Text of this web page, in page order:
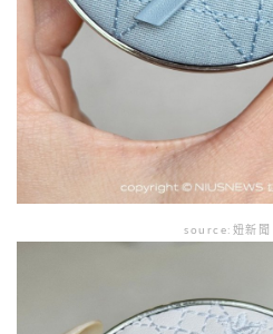
source:妞新聞